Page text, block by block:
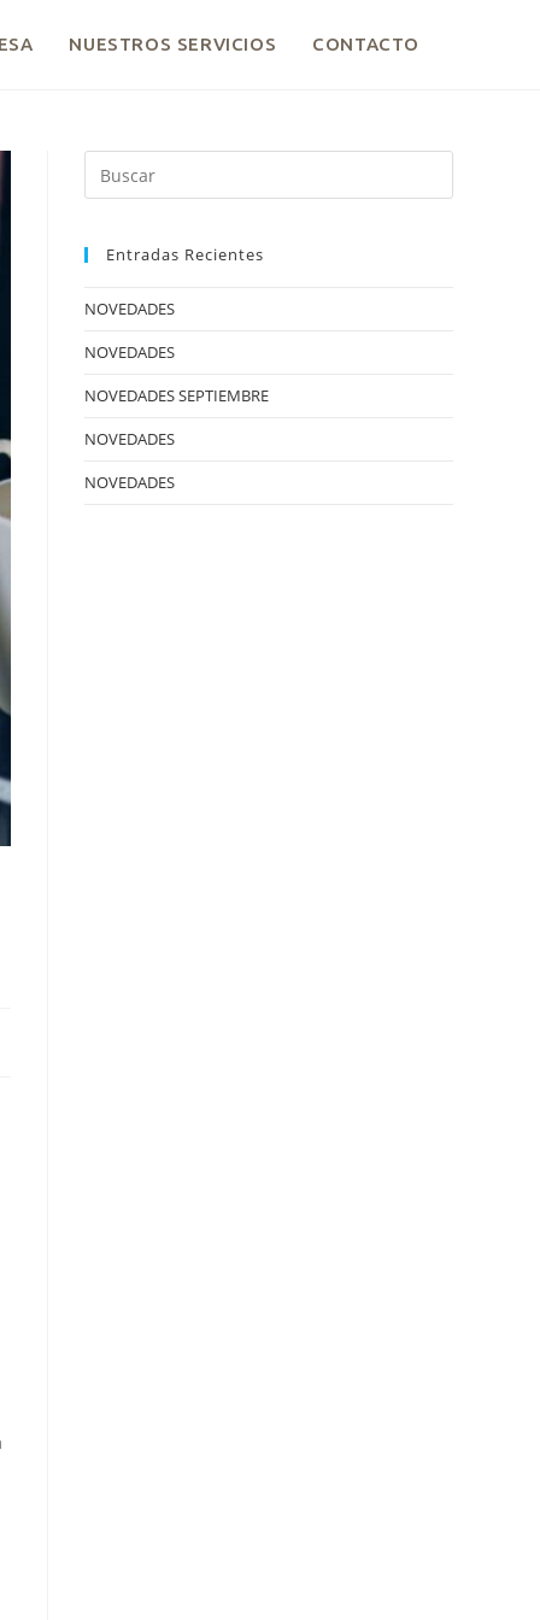
NUESTROS SERVICIOS CONTACTO
Entradas Recientes
NOVEDADES
NOVEDADES
NOVEDADES SEPTIEMBRE
NOVEDADES
NOVEDADES